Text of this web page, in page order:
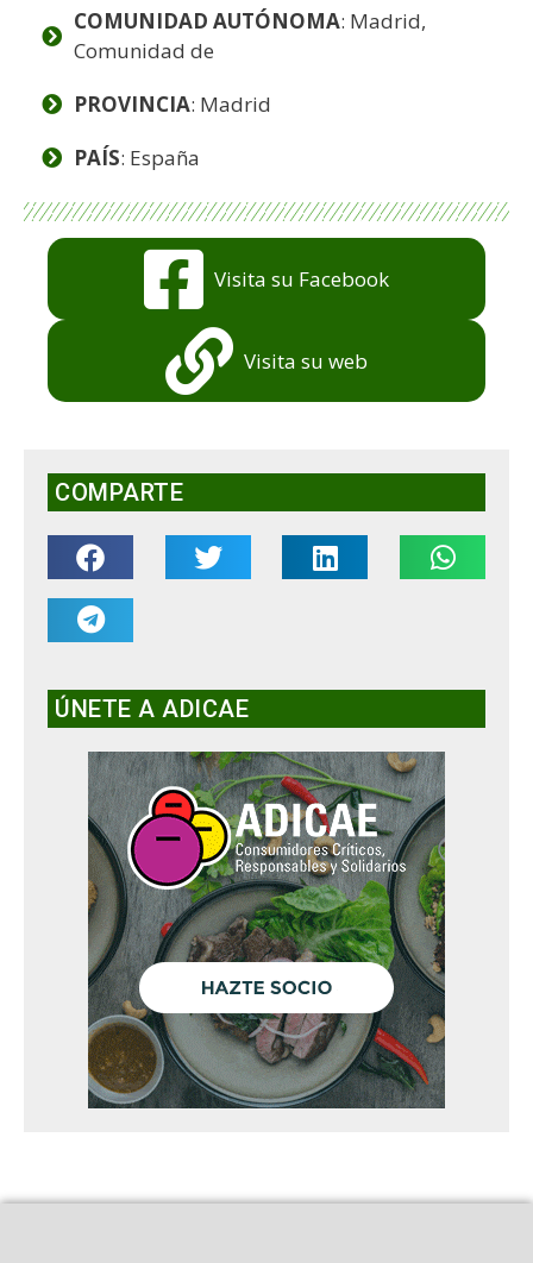
COMUNIDAD AUTÓNOMA: Madrid,
Comunidad de
PROVINCIA: Madrid
PAÍS: España
Visita su Facebook
Visita su web
COMPARTE
ÚNETE A ADICAE